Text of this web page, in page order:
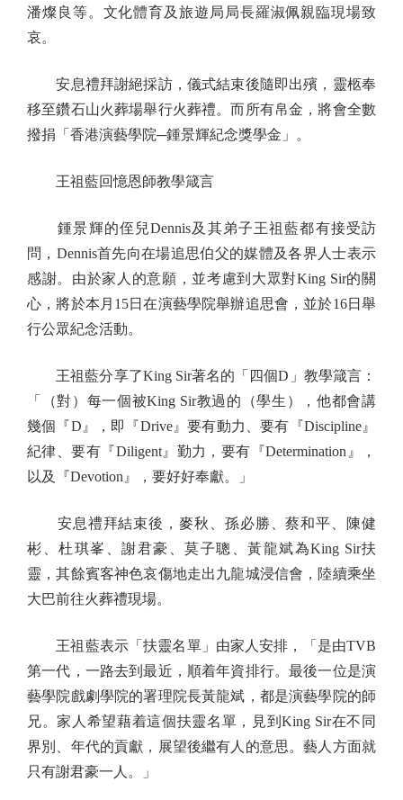
潘燦良等。文化體育及旅遊局局長羅淑佩親臨現場致
哀。
安息禮拜謝絕採訪，儀式結束後隨即出殯，靈柩奉
移至鑽石山火葬場舉行火葬禮。而所有帛金，將會全數
撥捐「香港演藝學院─鍾景輝紀念獎學金」。
王祖藍回憶恩師教學箴言
鍾景輝的侄兒Dennis及其弟子王祖藍都有接受訪
問，Dennis首先向在場追思伯父的媒體及各界人士表示
感謝。由於家人的意願，並考慮到大眾對King Sir的關
心，將於本月15日在演藝學院舉辦追思會，並於16日舉
行公眾紀念活動。
王祖藍分享了King Sir著名的「四個D」教學箴言：
「（對）每一個被King Sir教過的（學生），他都會講
幾個『D』，即『Drive』要有動力、要有『Discipline』
紀律、要有『Diligent』勤力，要有『Determination』，
以及『Devotion』，要好好奉獻。」
安息禮拜結束後，麥秋、孫必勝、蔡和平、陳健
彬、杜琪峯、謝君豪、莫子聰、黃龍斌為King Sir扶
靈，其餘賓客神色哀傷地走出九龍城浸信會，陸續乘坐
大巴前往火葬禮現場。
王祖藍表示「扶靈名單」由家人安排，「是由TVB
第一代，一路去到最近，順着年資排行。最後一位是演
藝學院戲劇學院的署理院長黃龍斌，都是演藝學院的師
兄。家人希望藉着這個扶靈名單，見到King Sir在不同
界別、年代的貢獻，展望後繼有人的意思。藝人方面就
只有謝君豪一人。」